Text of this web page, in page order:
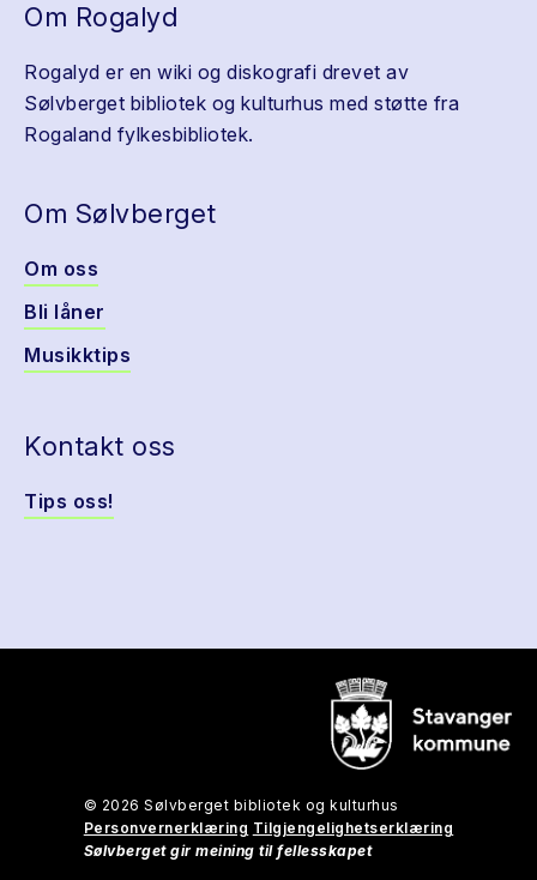
Om Rogalyd
Rogalyd er en wiki og diskografi drevet av
Sølvberget bibliotek og kulturhus med støtte fra
Rogaland fylkesbibliotek.
Om Sølvberget
Om oss
Bli låner
Musikktips
Kontakt oss
Tips oss!
© 2026 Sølvberget bibliotek og kulturhus
Personvernerklæring Tilgjengelighetserklæring
Sølvberget gir meining til fellesskapet